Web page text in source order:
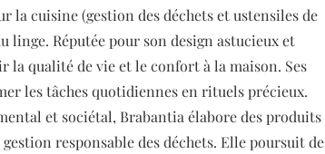
la cuisine (gestion des déchets et ustensiles de
linge. Réputée pour son design astucieux et
la qualité de vie et le confort à la maison. Ses
les tâches quotidiennes en rituels précieux.
et sociétal, Brabantia élabore des produits
responsable des déchets. Elle poursuit de